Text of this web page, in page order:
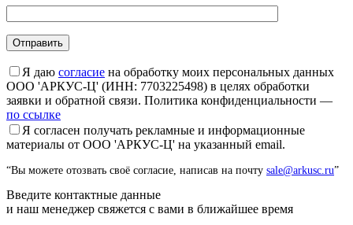
Я даю согласие на обработку моих персональных данных
ООО 'АРКУС-Ц' (ИНН: 7703225498) в целях обработки
заявки и обратной связи. Политика конфиденциальности —
по ссылке
Я согласен получать рекламные и информационные
материалы от ООО 'АРКУС-Ц' на указанный email.
“Вы можете отозвать своё согласие, написав на почту sale@arkusc.ru”
Введите контактные данные
и наш менеджер свяжется с вами в ближайшее время